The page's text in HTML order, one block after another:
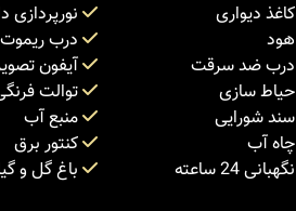
کاغذ دیواری
نورپردازی
هود
درب ریموت
درب ضد سرقت
آیفون
حیاط سازی
توالت
سند شورایی
منبع آب
چاه آب
کنتور برق
نگهبانی 24 ساعته
باغ گل و